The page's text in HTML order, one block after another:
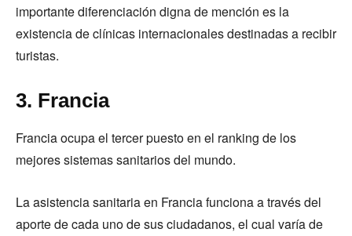
importante diferenciación digna de mención es la
existencia de clínicas internacionales destinadas a recibir
turistas.
3. Francia
Francia ocupa el tercer puesto en el ranking de los
mejores sistemas sanitarios del mundo.
La asistencia sanitaria en Francia funciona a través del
aporte de cada uno de sus ciudadanos, el cual varía de